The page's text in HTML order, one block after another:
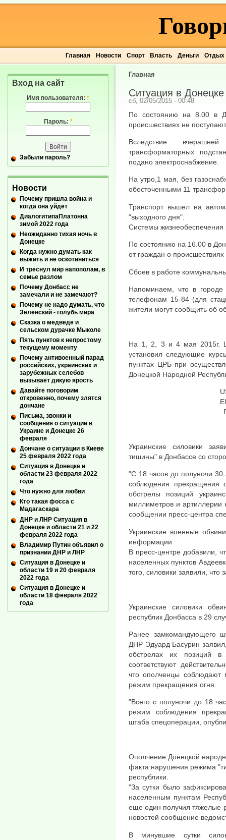
Главная Новости Спорт Власть Деньги Отдых
Главная
Ситуация в
сб, 02/05/2015 - 00:48
По состоянию на 8.00 в
происшествиях не
Вследствие
трансформаторных
подано электроснабжение.
На утро,1 мая, без
обесточенными 11
Транспорт вышел на
"выходного дня".
Системы
По состоянию на 16.00 в
от граждан о происшествиях
Сбоев в работе
Напоминаем, что в городе
телефонам 15-84 (для
жители могут сообщить об
На 1, 2, 3 и 4 мая 2015г.
установил следующие
пунктах ЦРБ при
Донецкой Народной
Украинские силовики
тишины" в Донбассе со
"С 18 часов до полуночи
соблюдения прекращения
обстрелы позиций
миллиметров и
сообщении пресс-центра
Украинские военные
информации
В пресс-центре добавили,
населенных пунктов
того, силовики заявили, что
Украинские силовики
республик Донбасса в 29
Ранее замкомандующего
ДНР Эдуард Басурин
обстрелах их позиций
соответствуют
что ополченцы соблюдают
режим прекращения огня.
"Всего с полуночи до 18
режим соблюдения
штаба спецоперации,
Ополчение Донецкой
факта нарушения режима
республики.
"За сутки было
населенным пунктам
еще один получил тяжелые
новостей сообщение
В минувшие сутки
Вход на сайт
Имя пользователя: *
Пароль: *
Забыли пароль?
Новости
Почему пришла война и
когда она уйдет
ДиалогитипаПлатонна
зимой 2022 года
Неожиданно тихая ночь в
Донецке
Когда нужно думать как
выжить и не оскотиниться
И треснул мир напополам, в
семье разлом
Почему Донбасс не
замечали и не замечают?
Почему не надо думать, что
Зеленский - голубь мира
Сказка о медведе и
сельском дурачке Мыколе
Пять пунктов к непростому
текущему моменту
Почему антивоенный парад
российских, украинских и
зарубежных селебов
вызывает дикую ярость
Давайте поговорим
откровенно, почему злятся
дончане
Письма, звонки и
сообщения о ситуации в
Украине и Донецке 26
февраля
Дончане о ситуации в Киеве
25 февраля 2022 года
Ситуация в Донецке и
области 23 февраля 2022
года
Что нужно для любви
Кто такая фосса с
Мадагаскара
ДНР и ЛНР Ситуация в
Донецке и области 21 и 22
февраля 2022 года
Владимир Путин объявил о
признании ДНР и ЛНР
Ситуация в Донецке и
области 19 и 20 февраля
2022 года
Ситуация в Донецке и
области 18 февраля 2022
года